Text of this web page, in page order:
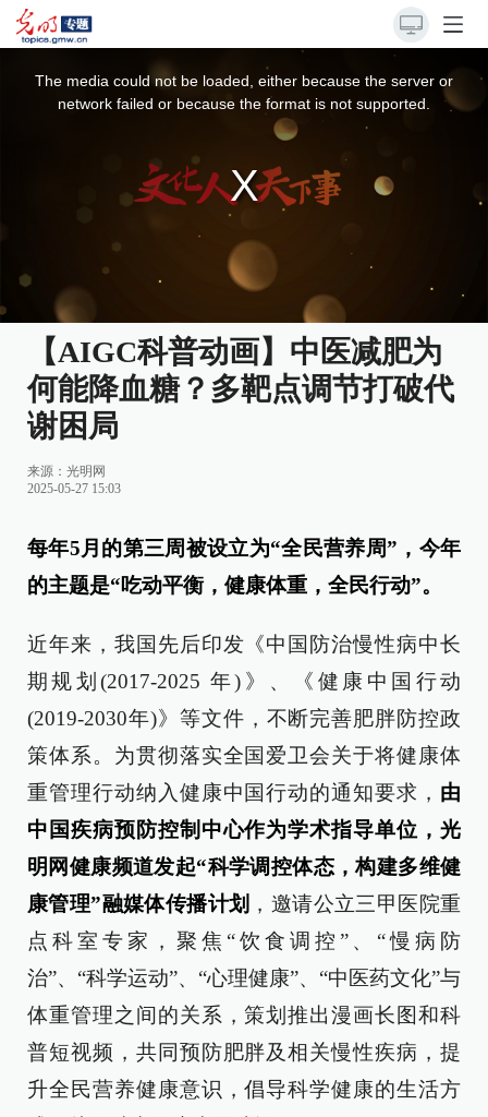
The media could not be loaded, either because the server or
network failed or because the format is not supported.
【AIGC科普动画】中医减肥为
何能降血糖？多靶点调节打破代
谢困局
来源： 光明网
2025-05-27 15:03
每年5月的第三周被设立为“全民营养周”，今年
的主题是“吃动平衡，健康体重，全民行动”。
近年来，我国先后印发《中国防治慢性病中长
期规划(2017-2025 年)》、《健康中国行动
(2019-2030年)》等文件，不断完善肥胖防控政
策体系。为贯彻落实全国爱卫会关于将健康体
重管理行动纳入健康中国行动的通知要求， 由
中国疾病预防控制中心作为学术指导单位，光
明网健康频道发起“科学调控体态，构建多维健
康管理”融媒体传播计划 ，邀请公立三甲医院重
点科室专家，聚焦“饮食调控”、“慢病防
治”、“科学运动”、“心理健康”、“中医药文化”与
体重管理之间的关系，策划推出漫画长图和科
普短视频，共同预防肥胖及相关慢性疾病，提
升全民营养健康意识，倡导科学健康的生活方